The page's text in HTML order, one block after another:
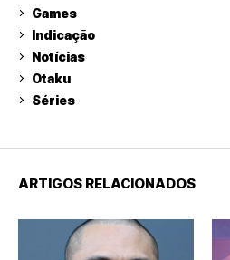
Games
Indicação
Notícias
Otaku
Séries
ARTIGOS RELACIONADOS